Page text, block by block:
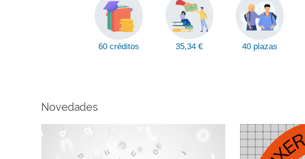
60 créditos 35,34 € 40 plazas
Novedades